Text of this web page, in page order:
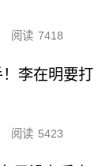
阅读 7418
李在明要打
阅读 5423